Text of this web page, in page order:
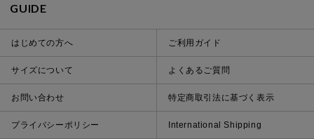
GUIDE
はじめての方へ ご利用ガイド
サイズについて よくあるご質問
お問い合わせ 特定商取引法に基づく表示
プライバシーポリシー International Shipping